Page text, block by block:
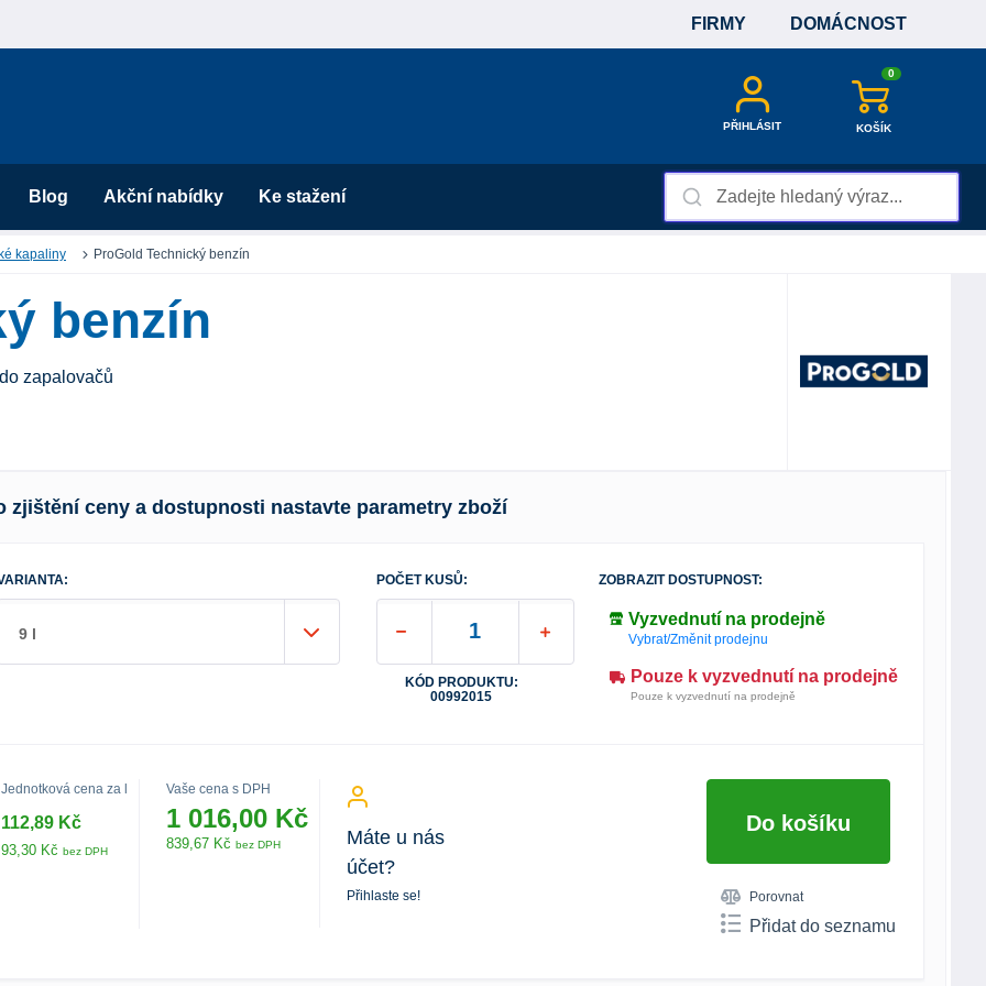
FIRMY DOMÁCNOST
PŘIHLÁSIT
0
KOŠÍK
Blog Akční nabídky Ke stažení
kapaliny ProGold Technický benzín
benzín
zapalovačů
zjištění ceny a dostupnosti nastavte parametry zboží
9 l
POČET KUSŮ:
KÓD PRODUKTU:
00992015
ZOBRAZIT DOSTUPNOST:
Vyzvednutí na prodejně
Vybrat/Změnit prodejnu
Pouze k vyzvednutí na prodejně
Pouze k vyzvednutí na prodejně
Jednotková cena za l
112,89 Kč
93,30 Kč bez DPH
Vaše cena s DPH
1 016,00 Kč
839,67 Kč bez DPH
Máte u nás
účet?
Přihlaste se!
Do košíku
Porovnat
Přidat do seznamu